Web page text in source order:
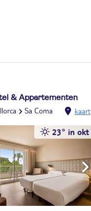
& Appartementen
Sa Coma kaart
23° in okt